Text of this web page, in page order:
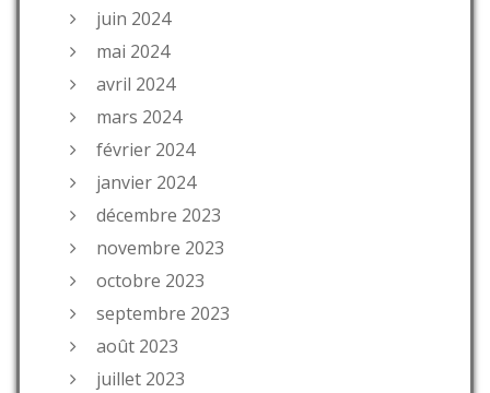
juin 2024
mai 2024
avril 2024
mars 2024
février 2024
janvier 2024
décembre 2023
novembre 2023
octobre 2023
septembre 2023
août 2023
juillet 2023